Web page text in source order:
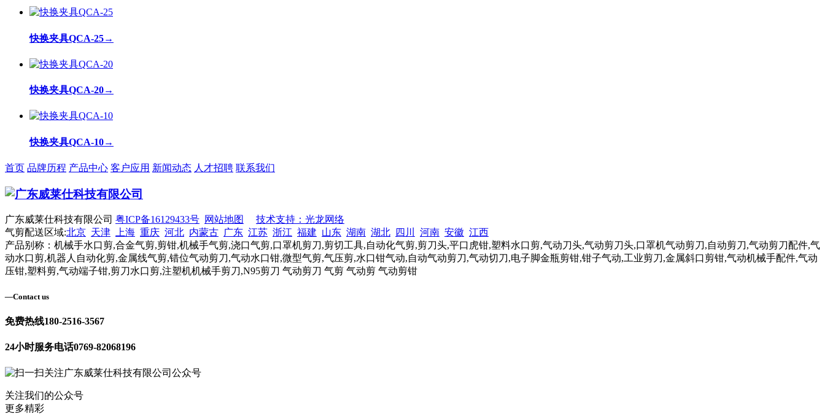
快换夹具QCA-25→
快换夹具QCA-20→
快换夹具QCA-10→
首页 品牌历程 产品中心 客户应用 新闻动态 人才招聘 联系我们
广东威莱仕科技有限公司 粤ICP备16129433号 网站地图
技术支持：光龙网络
气剪配送区域:北京 天津 上海 重庆 河北 内蒙古 广东 江苏 浙江 福建 山东 湖南 湖北 四川 河南 安徽 江西
产品别称：机械手水口剪,合金气剪,剪钳,机械手气剪,浇口气剪,口罩机剪刀,剪切工具,自动化气剪,剪刀头,平口虎钳,塑料水口剪,气动刀头,气动剪刀头,口罩机气动剪刀,自动剪刀,气动剪刀配件,气
动水口剪,机器人自动化剪,金属线气剪,错位气动剪刀,气动水口钳,微型气剪,气压剪,水口钳气动,自动气动剪刀,气动切刀,电子脚金瓶剪钳,钳子气动,工业剪刀,金属斜口剪钳,气动机械手配件,气动
压钳,塑料剪,气动端子钳,剪刀水口剪,注塑机机械手剪刀,N95剪刀 气动剪刀 气剪 气动剪 气动剪钳
—Contact us
免费热线180-2516-3567
24小时服务电话0769-82068196
关注我们的公众号
更多精彩